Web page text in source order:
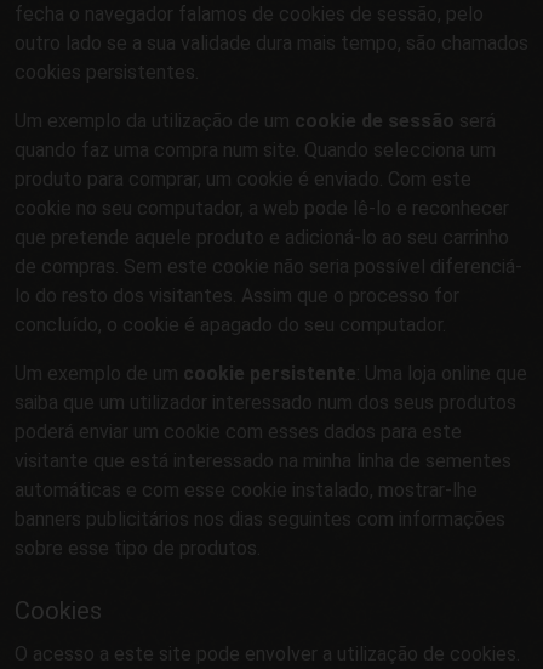
fecha o navegador falamos de cookies de sessão, pelo
outro lado se a sua validade dura mais tempo, são chamados
cookies persistentes.
Um exemplo da utilização de um cookie de sessão será
quando faz uma compra num site. Quando selecciona um
produto para comprar, um cookie é enviado. Com este
cookie no seu computador, a web pode lê-lo e reconhecer
que pretende aquele produto e adicioná-lo ao seu carrinho
de compras. Sem este cookie não seria possível diferenciá-
lo do resto dos visitantes. Assim que o processo for
concluído, o cookie é apagado do seu computador.
Um exemplo de um cookie persistente: Uma loja online que
saiba que um utilizador interessado num dos seus produtos
poderá enviar um cookie com esses dados para este
visitante que está interessado na minha linha de sementes
automáticas e com esse cookie instalado, mostrar-lhe
banners publicitários nos dias seguintes com informações
sobre esse tipo de produtos.
Cookies
O acesso a este site pode envolver a utilização de cookies.